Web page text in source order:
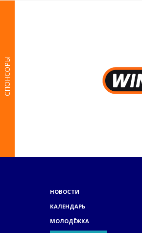
СПОНСОРЫ
НОВОСТИ
КАЛЕНДАРЬ
МОЛОДЁЖКА